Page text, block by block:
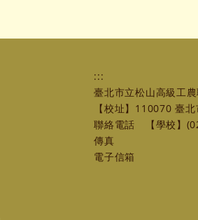
:::
臺北市立松山高級工
【校址】110070 臺
聯絡電話
【學校】
傳真
電子信箱